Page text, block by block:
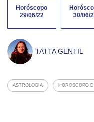
Horóscopo
29/06/22
30/06/
TATTA GENTIL
ASTROLOGIA HOROSCOPO